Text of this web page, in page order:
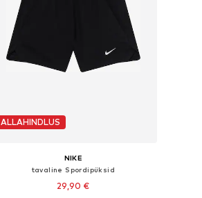
ALLAHINDLUS
NIKE
tavaline Spordipüksid
29,90 €